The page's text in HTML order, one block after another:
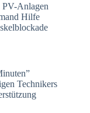
PV-Anlagen
Hilfe
Technikers
Italian
Japanese